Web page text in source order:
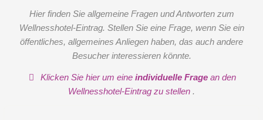
Hier finden Sie allgemeine Fragen und Antworten zum
Wellnesshotel-Eintrag. Stellen Sie eine Frage, wenn Sie ein
öffentliches, allgemeines Anliegen haben, das auch andere
Besucher interessieren könnte.
Klicken Sie hier um eineindividuelle Frage an den
Wellnesshotel-Eintrag zu stellen .